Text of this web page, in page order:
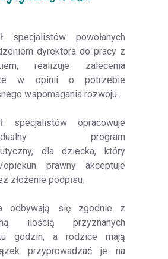
specjalistów powołanych
dyrektora do pracy z
realizuje zalecenia
w opinii o potrzebie
wspomagania rozwoju.
specjalistów opracowuje
program
dla dziecka, który
opiekun prawny akceptuje
złożenie podpisu.
odbywają się zgodnie z
ilością przyznanych
godzin, a rodzice mają
przyprowadzać je na